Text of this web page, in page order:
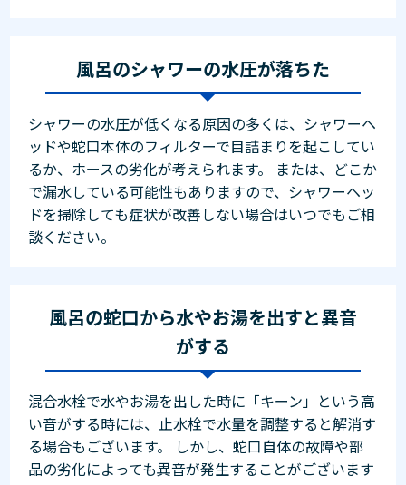
風呂のシャワーの水圧が落ちた
シャワーの水圧が低くなる原因の多くは、シャワーヘ
ッドや蛇口本体のフィルターで目詰まりを起こしてい
るか、ホースの劣化が考えられます。 または、どこか
で漏水している可能性もありますので、シャワーヘッ
ドを掃除しても症状が改善しない場合はいつでもご相
談ください。
風呂の蛇口から水やお湯を出すと異音
がする
混合水栓で水やお湯を出した時に「キーン」という高
い音がする時には、止水栓で水量を調整すると解消す
る場合もございます。 しかし、蛇口自体の故障や部
品の劣化によっても異音が発生することがございます